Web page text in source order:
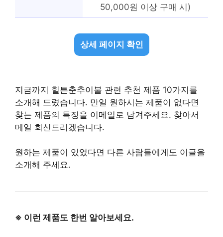
50,000원 이상 구매 시)
상세 페이지 확인
지금까지 힐튼춘추이불 관련 추천 제품 10가지를
소개해 드렸습니다. 만일 원하시는 제품이 없다면
찾는 제품의 특징을 이메일로 남겨주세요. 찾아서
메일 회신드리겠습니다.
원하는 제품이 있었다면 다른 사람들에게도 이글을
소개해 주세요.
※ 이런 제품도 한번 알아보세요.